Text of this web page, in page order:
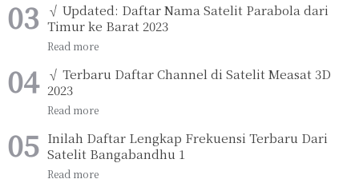
√ Updated: Daftar Nama Satelit Parabola dari
Timur ke Barat 2023
√ Terbaru Daftar Channel di Satelit Measat 3D
2023
Inilah Daftar Lengkap Frekuensi Terbaru Dari
Satelit Bangabandhu 1